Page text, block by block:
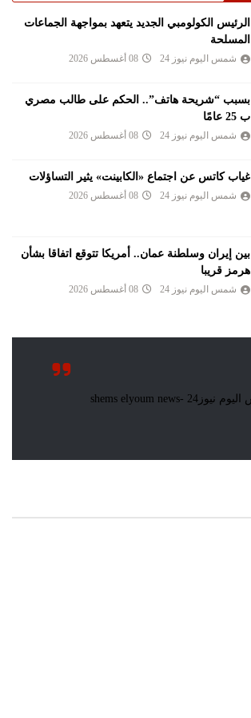
الرئيس الكولومبي الجديد يتعهد بمواجهة الجماعات
المسلحة
شمس اليوم نيوز 24 08 أغسطس 2026
بسبب “شريحة هاتف”.. الحكم على طالب مصري
ب 25 عامًا
شمس اليوم نيوز 24 08 أغسطس 2026
غياب كاتس عن اجتماع «الكابينت» يثير التساؤلات
شمس اليوم نيوز 24 08 أغسطس 2026
بين إيران وسلطنة عمان.. أمريكا تتوقع اتفاقا بشأن
هرمز قريبا
شمس اليوم نيوز 24 08 أغسطس 2026